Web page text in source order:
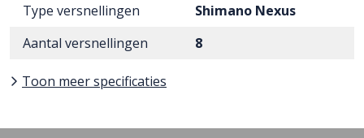
Type versnellingen
Shimano Nexus
Aantal versnellingen
8
Toon meer specificaties